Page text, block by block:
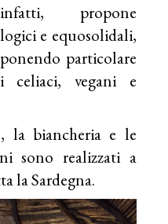
propone
e equosolidali,
particolare
celiaci, vegani e
la biancheria e le
sono realizzati a
la Sardegna.